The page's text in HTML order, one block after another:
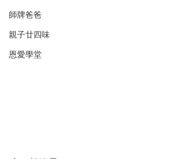
師牌爸爸
親子廿四味
恩愛學堂